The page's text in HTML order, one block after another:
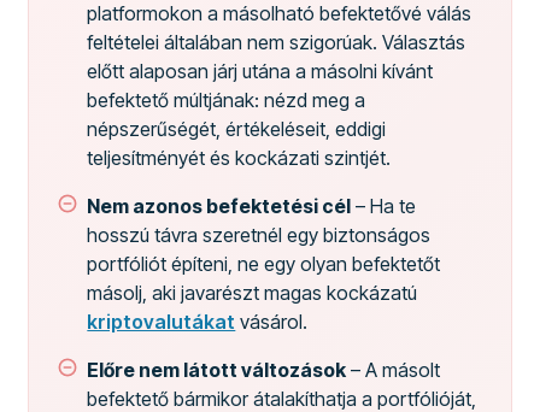
platformokon a másolható befektetővé válás
feltételei általában nem szigorúak. Választás
előtt alaposan járj utána a másolni kívánt
befektető múltjának: nézd meg a
népszerűségét, értékeléseit, eddigi
teljesítményét és kockázati szintjét.
Nem azonos befektetési cél – Ha te
hosszú távra szeretnél egy biztonságos
portfóliót építeni, ne egy olyan befektetőt
másolj, aki javarészt magas kockázatú
kriptovalutákat vásárol.
Előre nem látott változások – A másolt
befektető bármikor átalakíthatja a portfólióját,